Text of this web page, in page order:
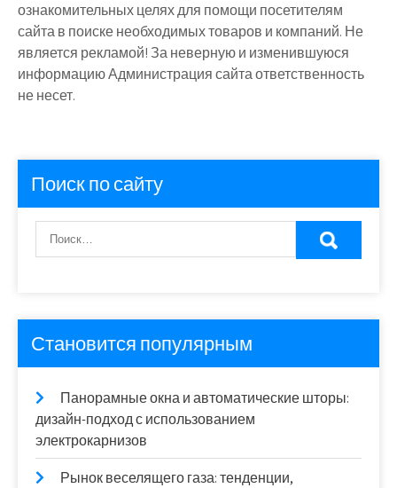
ознакомительных целях для помощи посетителям
сайта в поиске необходимых товаров и компаний. Не
является рекламой! За неверную и изменившуюся
информацию Администрация сайта ответственность
не несет.
Поиск по сайту
Становится популярным
Панорамные окна и автоматические шторы:
дизайн-подход с использованием
электрокарнизов
Рынок веселящего газа: тенденции,